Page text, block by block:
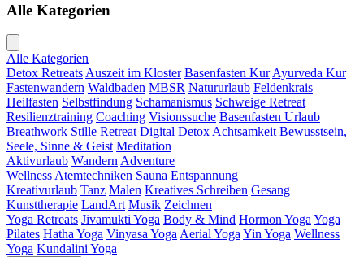
Alle Kategorien
Alle Kategorien
Detox Retreats Auszeit im Kloster Basenfasten Kur Ayurveda Kur
Fastenwandern Waldbaden MBSR Natururlaub Feldenkrais
Heilfasten Selbstfindung Schamanismus Schweige Retreat
Resilienztraining Coaching Visionssuche Basenfasten Urlaub
Breathwork Stille Retreat Digital Detox Achtsamkeit Bewusstsein,
Seele, Sinne & Geist Meditation
Aktivurlaub Wandern Adventure
Wellness Atemtechniken Sauna Entspannung
Kreativurlaub Tanz Malen Kreatives Schreiben Gesang
Kunsttherapie LandArt Musik Zeichnen
Yoga Retreats Jivamukti Yoga Body & Mind Hormon Yoga Yoga
Pilates Hatha Yoga Vinyasa Yoga Aerial Yoga Yin Yoga Wellness
Yoga Kundalini Yoga